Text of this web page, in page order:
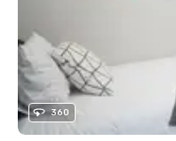
360